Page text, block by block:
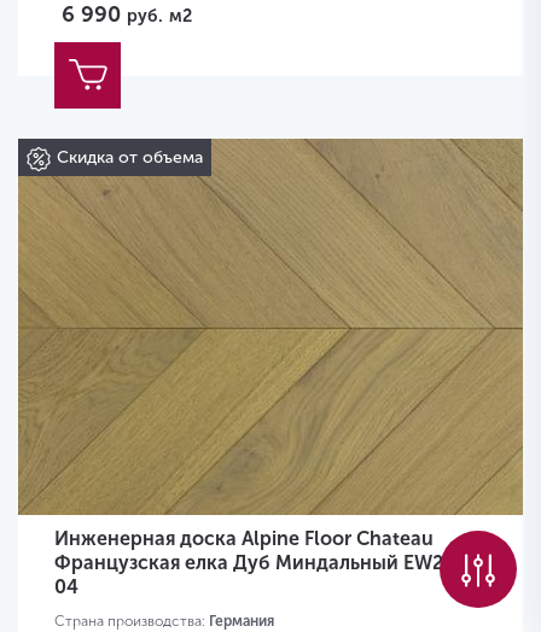
6 990 руб. м2
Скидка от объема
Инженерная доска Alpine Floor Chateau
Французская елка Дуб Миндальный EW203-
04
Страна производства: Германия